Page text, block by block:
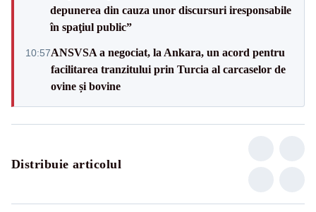
depunerea din cauza unor discursuri iresponsabile
în spaţiul public”
10:57ANSVSA a negociat, la Ankara, un acord pentru
facilitarea tranzitului prin Turcia al carcaselor de
ovine și bovine
Distribuie articolul